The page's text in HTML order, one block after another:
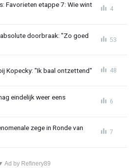
Favorieten etappe 7: Wie wint
4
doorbraak: "Zo goed
53
Kopecky: "Ik baal ontzettend" 48
eindelijk weer eens
6
zege in Ronde van
7
Ad by Refinery89